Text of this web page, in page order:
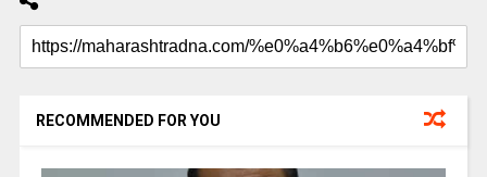
RECOMMENDED FOR YOU